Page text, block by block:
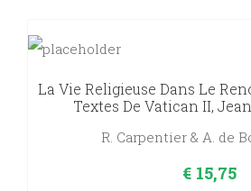
La Vie Religieuse Dans Le
Textes De Vatican II,
R. Carpentier & A. de
€15,75